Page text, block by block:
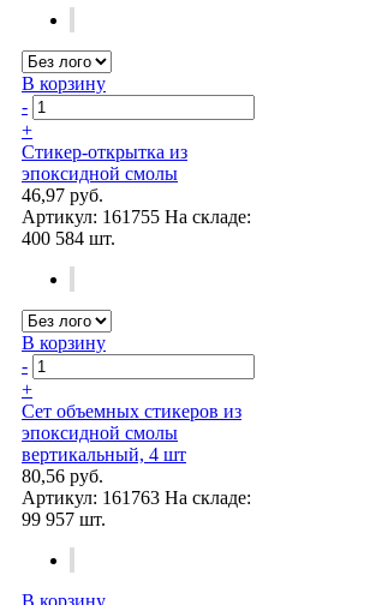
В корзину
-
+
Стикер-открытка из
эпоксидной смолы
46,97 руб.
Артикул: 161755 На складе:
400 584 шт.
В корзину
-
+
Сет объемных стикеров из
эпоксидной смолы
вертикальный, 4 шт
80,56 руб.
Артикул: 161763 На складе:
99 957 шт.
В корзину